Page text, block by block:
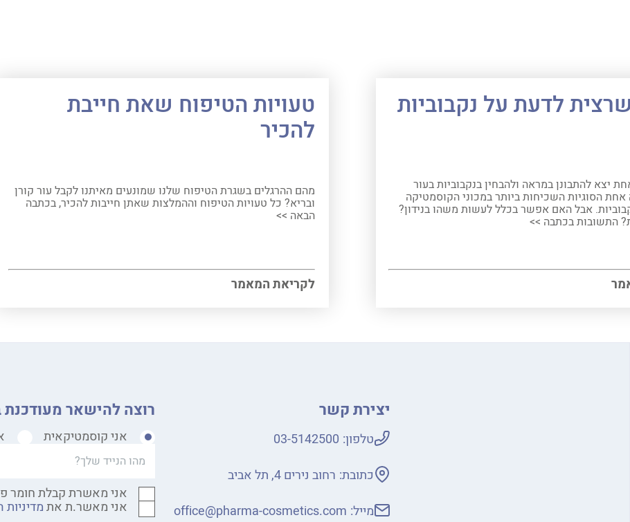
לדעת על נקבוביות
יצא להתבונן במראה ולהבחין בנקבוביות בעור
הסוגיות השכיחות ביותר במכוני הקוסמטיקה
אבל האם אפשר בכלל לעשות משהו בנידון?
התשובות בכתבה >>
טעויות הטיפוח שאת חייבת
להכיר
מהם ההרגלים בשגרת הטיפוח שלנו שמונעים מאיתנו לקבל עור קורן
ובריא? כל טעויות הטיפוח וההמלצות שאתן חייבות להכיר, בכתבה
הבאה >>
לקריאת המאמר
יצירת קשר
טלפון: 03-5142500
כתובת: רחוב נירים 4, תל אביב
מייל: office@pharma-cosmetics.com
רוצה להישאר
אני קוסמטיקאית
אני מאשרת קבלת חומר
אני מאשר.ת את